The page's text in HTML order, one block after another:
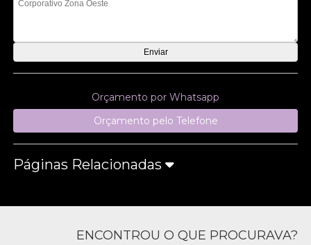
Orçamento por Whatsapp
Orçamento pelo Telefone
Páginas Relacionadas
ENCONTROU O QUE PROCURAVA?